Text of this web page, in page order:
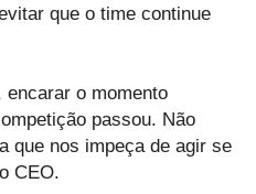
que o time continue
encarar o momento
passou. Não
que nos impeça de agir se
CEO.